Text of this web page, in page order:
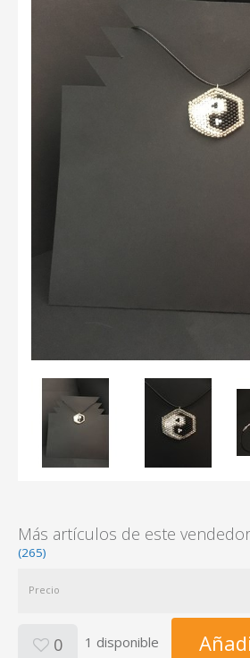
Más artículos de este vendedor
(265)
Precio
0 1 disponible